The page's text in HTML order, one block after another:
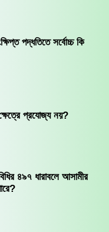
পদ্ধতিতে সর্বোচ্চ কি
প্রযোজ্য নয়?
৪৯৭ ধারাবলে আসামীর